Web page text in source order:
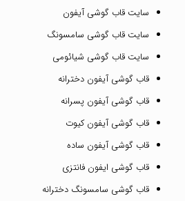
سایت قاب گوشی آیفون
سایت قاب گوشی سامسونگ
سایت قاب گوشی شیائومی
قاب گوشی آیفون دخترانه
قاب گوشی آیفون پسرانه
قاب گوشی آیفون کیوت
قاب گوشی آیفون ساده
قاب گوشی ایفون فانتزی
قاب گوشی سامسونگ دخترانه